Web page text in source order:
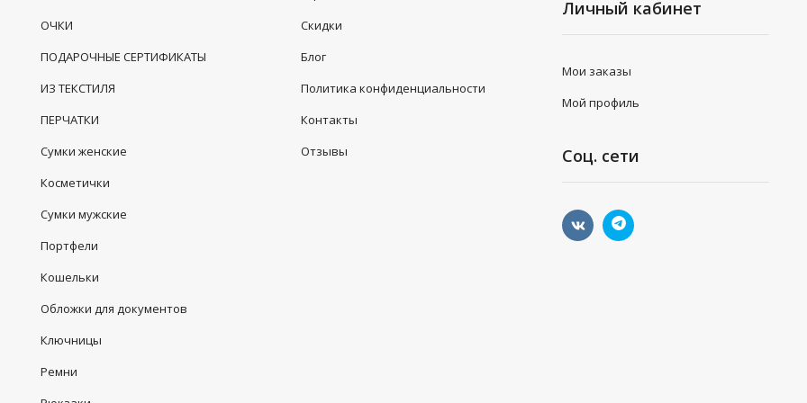
ОЧКИ
ПОДАРОЧНЫЕ СЕРТИФИКАТЫ
ИЗ ТЕКСТИЛЯ
ПЕРЧАТКИ
Сумки женские
Косметички
Сумки мужские
Портфели
Кошельки
Обложки для документов
Ключницы
Ремни
Скидки
Блог
Политика конфиденциальности
Контакты
Отзывы
Личный кабинет
Мои заказы
Мой профиль
Соц. сети